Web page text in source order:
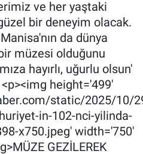
ve her yaştaki
bir deneyim olacak.
da dünya
müzesi olduğunu
hayırlı, uğurlu olsun'
height='499'
static/2025/10/
in-102-nci-yilinda-
x750.jpeg' width='750'
GEZİLEREK